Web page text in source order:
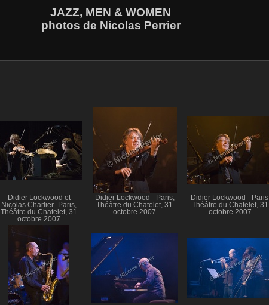
JAZZ, MEN & WOMEN
photos de Nicolas Perrier
Didier Lockwood et
Nicolas Charlier- Paris,
Théâtre du Chatelet, 31
octobre 2007
Didier Lockwood - Paris,
Théâtre du Chatelet, 31
octobre 2007
Didier Lockwood - Paris,
Théâtre du Chatelet, 31
octobre 2007